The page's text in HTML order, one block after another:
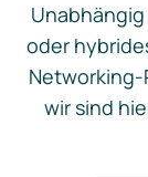
oder
wir sind